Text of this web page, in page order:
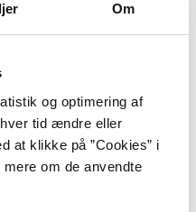
Om
og optimering af
tid ændre eller
at klikke på ”Cookies” i
om de anvendte
Jeg-fortælleren i
15-års studier med
det bliver
en tåget memory lane,
og senere ud i en